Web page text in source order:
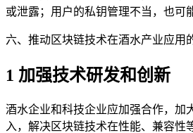
或泄露；用户的私钥管理不当，也可
六、推动区块链技术在酒水产业应用
1 加强技术研发和创新
酒水企业和科技企业应加强合作，加
入，解决区块链技术在性能、兼容性